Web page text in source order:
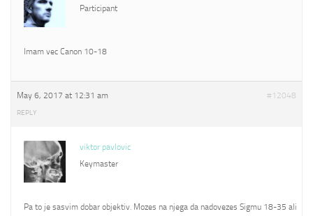
Participant
Imam vec Canon 10-18
May 6, 2017 at 12:31 am #12048
REPLY
viktor pavlovic
Keymaster
Pa to je sasvim dobar objektiv. Mozes na njega da nadovezes Sigmu 18-35 ali